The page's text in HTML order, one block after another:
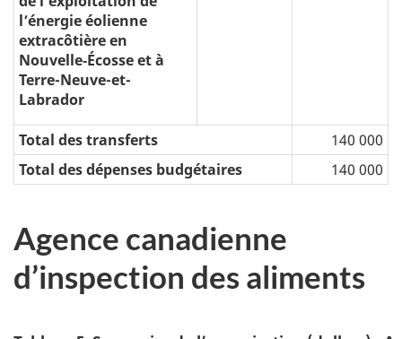
l’énergie éolienne
extracôtière en
Nouvelle‑Écosse et à
Terre-Neuve-et-
Labrador
Total des transferts
140 000
Total des dépenses budgétaires
140 000
Agence canadienne
d’inspection des aliments